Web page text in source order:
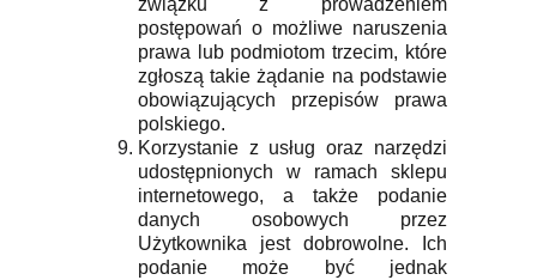
związku z prowadzeniem
postępowań o możliwe naruszenia
prawa lub podmiotom trzecim, które
zgłoszą takie żądanie na podstawie
obowiązujących przepisów prawa
polskiego.
Korzystanie z usług oraz narzędzi
udostępnionych w ramach sklepu
internetowego, a także podanie
danych osobowych przez
Użytkownika jest dobrowolne. Ich
podanie może być jednak